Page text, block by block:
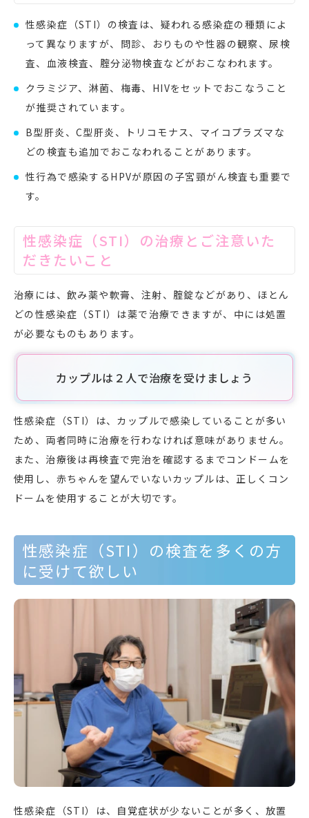
性感染症（STI）の検査は、疑われる感染症の種類によ
って異なりますが、問診、おりものや性器の観察、尿検
査、血液検査、腟分泌物検査などがおこなわれます。
クラミジア、淋菌、梅毒、HIVをセットでおこなうこと
が推奨されています。
B型肝炎、C型肝炎、トリコモナス、マイコプラズマな
どの検査も追加でおこなわれることがあります。
性行為で感染するHPVが原因の子宮頸がん検査も重要で
す。
性感染症（STI）の治療とご注意いた
だきたいこと
治療には、飲み薬や軟膏、注射、腟錠などがあり、ほとん
どの性感染症（STI）は薬で治療できますが、中には処置
が必要なものもあります。
カップルは２人で治療を受けましょう
性感染症（STI）は、カップルで感染していることが多い
ため、両者同時に治療を行わなければ意味がありません。
また、治療後は再検査で完治を確認するまでコンドームを
使用し、赤ちゃんを望んでいないカップルは、正しくコン
ドームを使用することが大切です。
性感染症（STI）の検査を多くの方
に受けて欲しい
性感染症（STI）は、自覚症状が少ないことが多く、放置